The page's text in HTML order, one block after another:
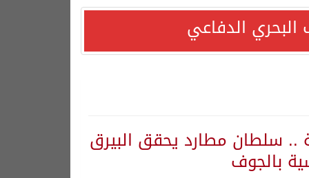
البحري الدفاعي
.. سلطان مطارد يحقق البيرق
بالجوف